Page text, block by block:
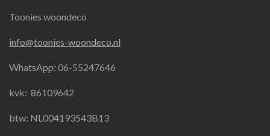
c
b
o
k
s
a
g
a
a
s
A
Toonies woondeco
info@toonies-woondeco.nl
WhatsApp: 06-55247646
kvk: 86109642
btw: NL004193543B13